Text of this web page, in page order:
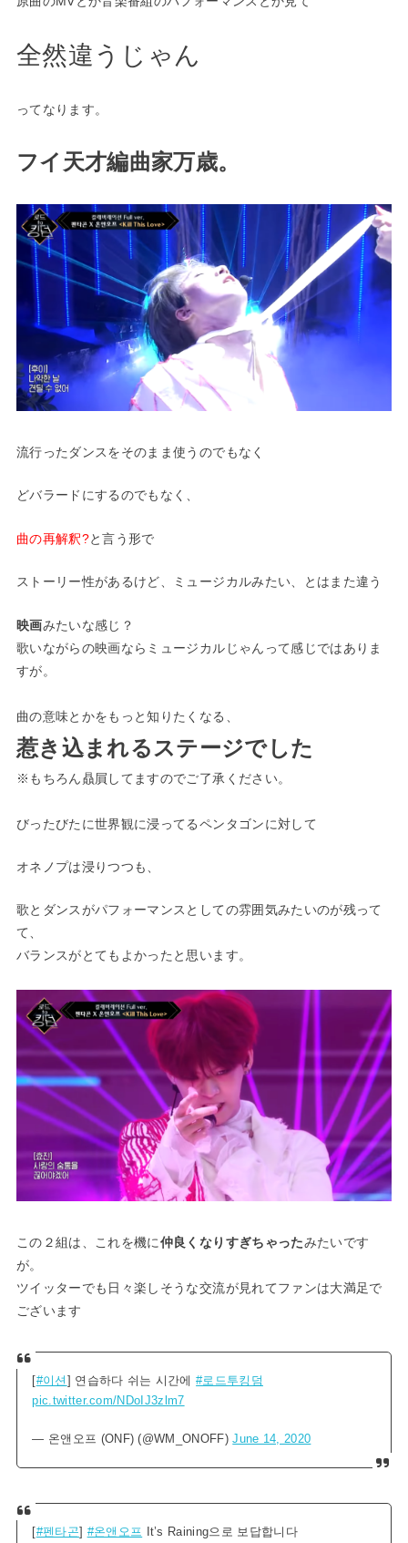
全然違うじゃん
ってなります。
フイ天才編曲家万歳。
流行ったダンスをそのまま使うのでもなく
どバラードにするのでもなく、
曲の再解釈?と言う形で
ストーリー性があるけど、ミュージカルみたい、とはまた違う
映画みたいな感じ？
歌いながらの映画ならミュージカルじゃんって感じではありま
すが。
曲の意味とかをもっと知りたくなる、
惹き込まれるステージでした
※もちろん贔屓してますのでご了承ください。
びったびたに世界観に浸ってるペンタゴンに対して
オネノプは浸りつつも、
歌とダンスがパフォーマンスとしての雰囲気みたいのが残って
て、
バランスがとてもよかったと思います。
この２組は、これを機に仲良くなりすぎちゃったみたいです
が。
ツイッターでも日々楽しそうな交流が見れてファンは大満足で
ございます
#이션 ] 연습하다 쉬는 시간에#로드투킹덤
pic.twitter.com/NDoIJ3zlm7
— 온앤오프 (ONF) (@WM_ONOFF)June 14, 2020
#펜타곤 #온앤오프 It’s Raining으로 보답합니다